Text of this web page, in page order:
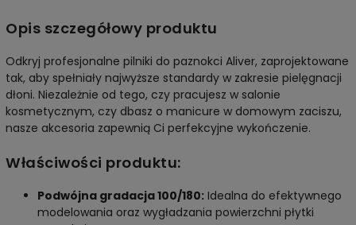
Opis szczegółowy produktu
Odkryj profesjonalne pilniki do paznokci Aliver, zaprojektowane
tak, aby spełniały najwyższe standardy w zakresie pielęgnacji
dłoni. Niezależnie od tego, czy pracujesz w salonie
kosmetycznym, czy dbasz o manicure w domowym zaciszu,
nasze akcesoria zapewnią Ci perfekcyjne wykończenie.
Właściwości produktu:
Podwójna gradacja 100/180: Idealna do efektywnego
modelowania oraz wygładzania powierzchni płytki